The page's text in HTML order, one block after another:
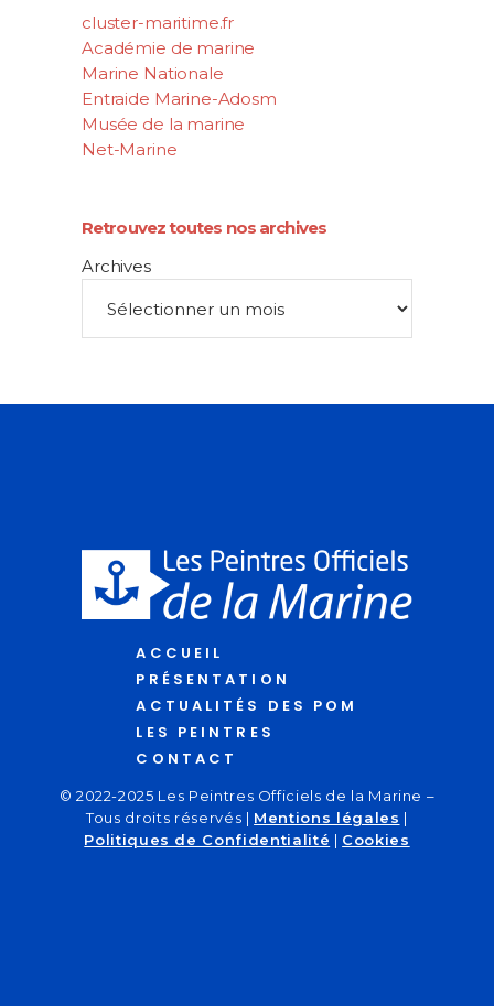
cluster-maritime.fr
Académie de marine
Marine Nationale
Entraide Marine-Adosm
Musée de la marine
Net-Marine
Retrouvez toutes nos archives
Archives
ACCUEIL
PRÉSENTATION
ACTUALITÉS DES POM
LES PEINTRES
CONTACT
© 2022-2025 Les Peintres Officiels de la Marine –
Tous droits réservés | Mentions légales |
Politiques de Confidentialité | Cookies